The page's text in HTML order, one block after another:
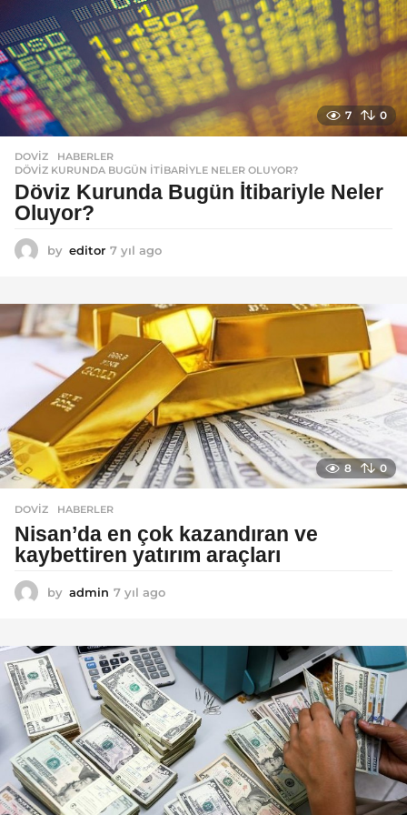
7 0
DOVIZ ,HABERLER
DÖVIZ KURUNDA BUGÜN İTIBARIYLE NELER OLUYOR?
Döviz Kurunda Bugün İtibariyle Neler
Oluyor?
by editor 7 yıl ago
l
a
g
o
8 0
DOVIZ ,HABERLER
Nisan’da en çok kazandıran ve
kaybettiren yatırım araçları
by admin 7 yıl ago
l
a
g
o